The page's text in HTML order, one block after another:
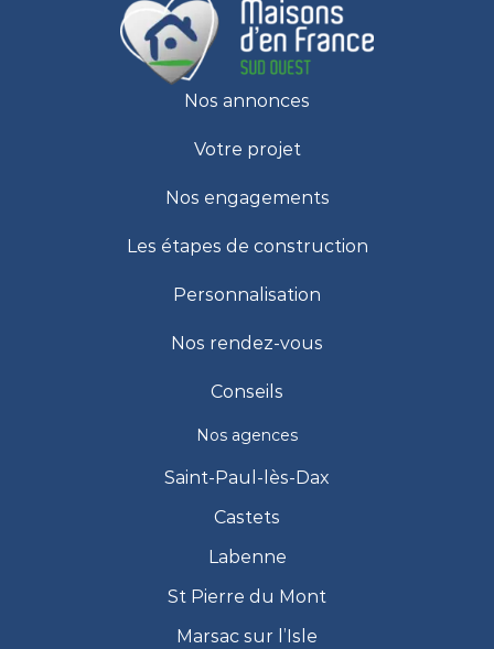
Nos annonces
Votre projet
Nos engagements
Les étapes de construction
Personnalisation
Nos rendez-vous
Conseils
Nos agences
Saint-Paul-lès-Dax
Castets
Labenne
St Pierre du Mont
Marsac sur l’Isle